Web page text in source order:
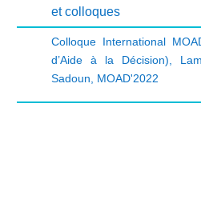
et colloques
Colloque International
d’Aide à la Décision)
Sadoun
MOAD'2022